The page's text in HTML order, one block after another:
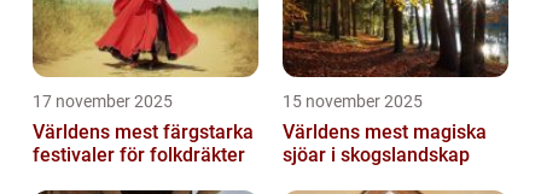
17 november 2025
Världens mest färgstarka
festivaler för folkdräkter
15 november 2025
Världens mest magiska
sjöar i skogslandskap